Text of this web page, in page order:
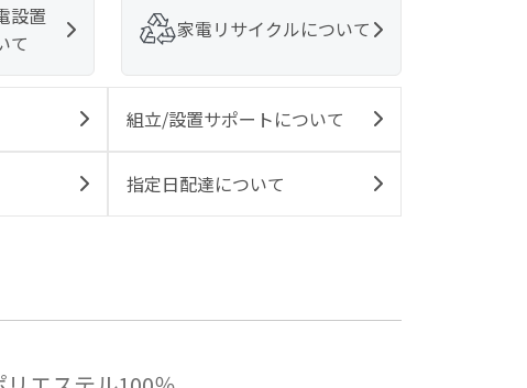
設置
て
家電リサイクルについて
組立/設置サポートについて
指定日配達について